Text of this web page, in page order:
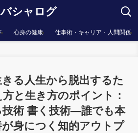
バシャログ
心身の健康 仕事術・キャリア・人間関係
る人生から脱出するた
と生き方のポイント：
技術 書く技術―誰でも本
身につく知的アウトプ